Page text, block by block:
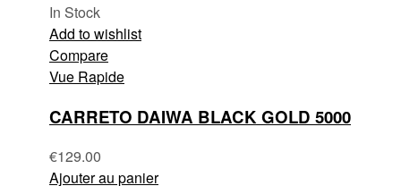
In Stock
Add to wishlist
Compare
Vue Rapide
CARRETO DAIWA BLACK GOLD 5000
€129.00
Ajouter au panier